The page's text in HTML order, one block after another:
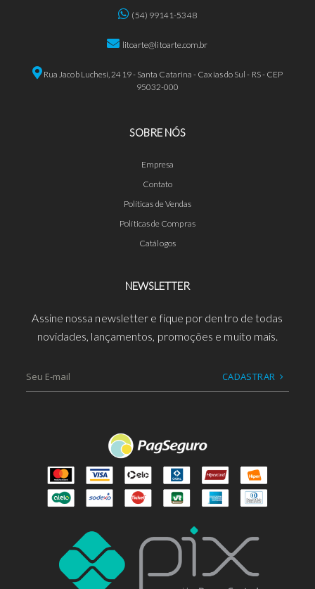
(54) 99141-5348
litoarte@litoarte.com.br
Rua Jacob Luchesi, 2419 - Santa Catarina - Caxias do Sul - RS - CEP
95032-000
SOBRE NÓS
Empresa
Contato
Políticas de Vendas
Políticas de Compras
Catálogos
NEWSLETTER
Assine nossa newsletter e fique por dentro de todas
novidades, lançamentos, promoções e muito mais.
CADASTRAR